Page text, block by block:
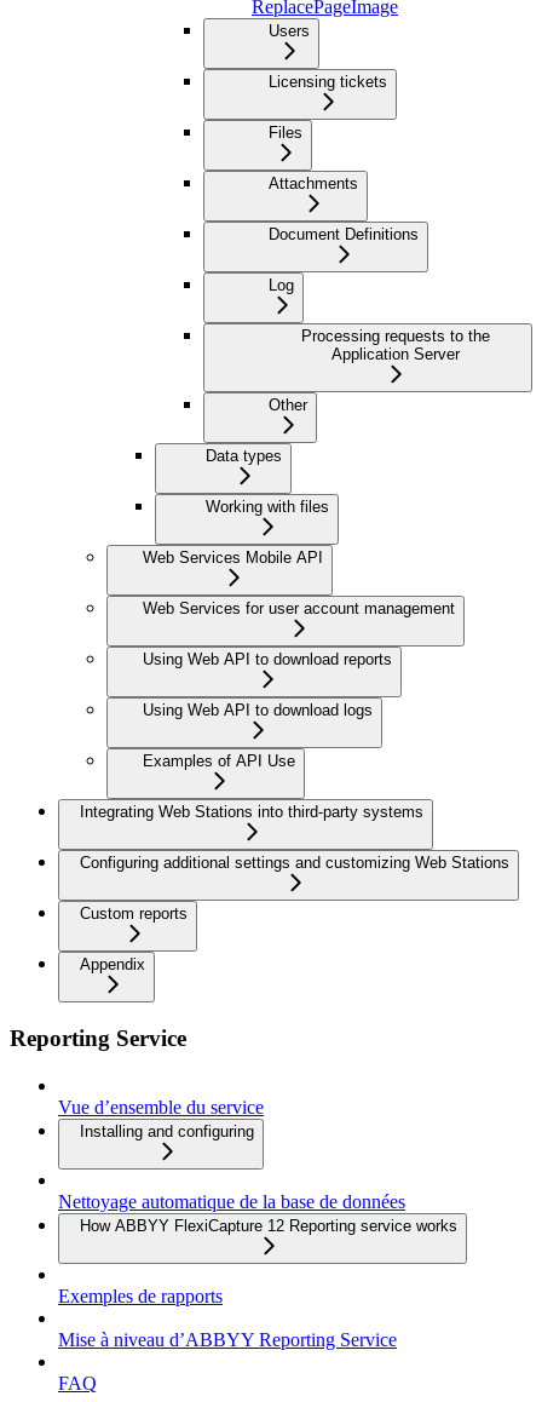
ReplacePageImage
Users
Licensing tickets
Files
Attachments
Document Definitions
Log
Processing requests to the
Application Server
Other
Data types
Working with files
Web Services Mobile API
Web Services for user account management
Using Web API to download reports
Using Web API to download logs
Examples of API Use
Integrating Web Stations into third-party systems
Configuring additional settings and customizing Web Stations
Custom reports
Appendix
Reporting Service
Vue d’ensemble du service
Installing and configuring
Nettoyage automatique de la base de données
How ABBYY FlexiCapture 12 Reporting service works
Exemples de rapports
Mise à niveau d’ABBYY Reporting Service
FAQ